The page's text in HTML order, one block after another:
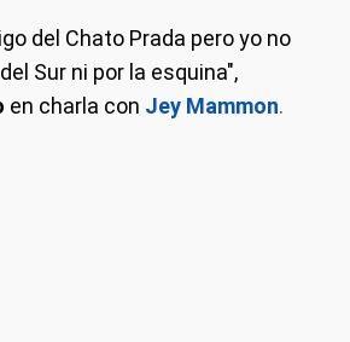
del Chato Prada pero yo no
Sur ni por la esquina",
en charla con Jey Mammon.